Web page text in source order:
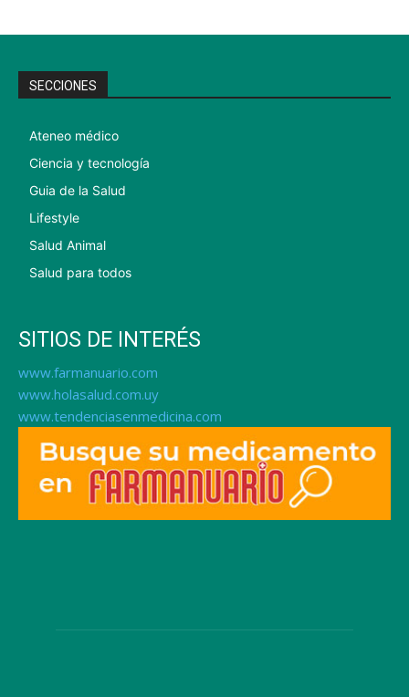
SECCIONES
Ateneo médico
Ciencia y tecnología
Guia de la Salud
Lifestyle
Salud Animal
Salud para todos
SITIOS DE INTERÉS
www.farmanuario.com
www.holasalud.com.uy
www.tendenciasenmedicina.com